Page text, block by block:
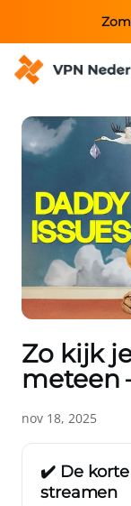
Zo kijk
meteen
nov 18, 2025
✔️ De korte
streamen